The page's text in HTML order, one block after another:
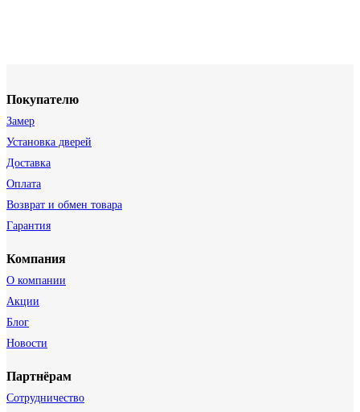
Покупателю
Замер
Установка дверей
Доставка
Оплата
Возврат и обмен товара
Гарантия
Компания
О компании
Акции
Блог
Новости
Партнёрам
Сотрудничество